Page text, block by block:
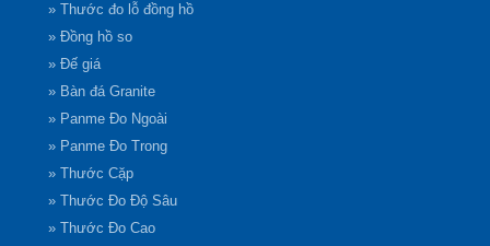
» Thước đo lỗ đồng hồ
» Đồng hồ so
» Đế giá
» Bàn đá Granite
» Panme Đo Ngoài
» Panme Đo Trong
» Thước Cặp
» Thước Đo Độ Sâu
» Thước Đo Cao